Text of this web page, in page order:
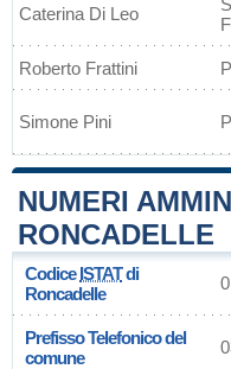
Caterina Di Leo
Roberto Frattini
Simone Pini
NUMERI
RONCADELLE
CodiceISTATdi
Roncadelle
Prefisso Telefonico del
comune